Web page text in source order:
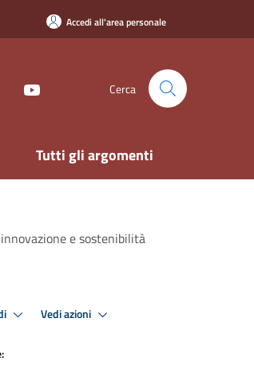
Accedi all'area personale
Cerca
Tutti gli argomenti
e sostenibilità
Vedi azioni